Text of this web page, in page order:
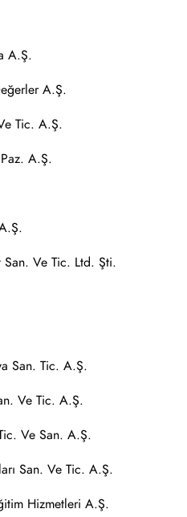
A.Ş.
A.Ş.
Tic. A.Ş.
A.Ş.
San. Ve Tic. Ltd. Şti.
San. Tic. A.Ş.
Ve Tic. A.Ş.
Ve San. A.Ş.
San. Ve Tic. A.Ş.
Hizmetleri A.Ş.